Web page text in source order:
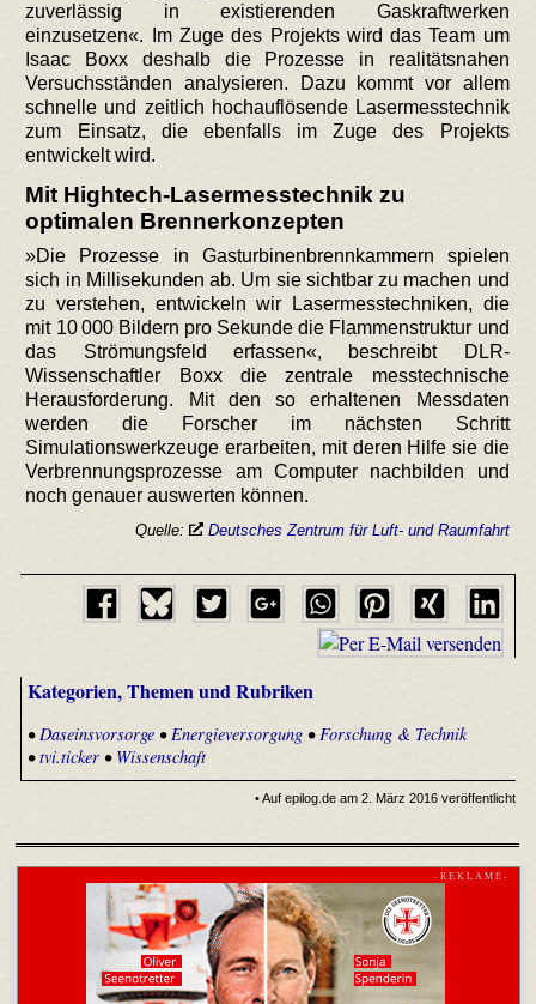
zuverlässig in existierenden Gaskraftwerken
einzusetzen«. Im Zuge des Projekts wird das Team um
Isaac Boxx deshalb die Prozesse in realitätsnahen
Versuchsständen analysieren. Dazu kommt vor allem
schnelle und zeitlich hochauflösende Lasermesstechnik
zum Einsatz, die ebenfalls im Zuge des Projekts
entwickelt wird.
Mit Hightech-Lasermesstechnik zu
optimalen Brennerkonzepten
»Die Prozesse in Gasturbinenbrennkammern spielen
sich in Millisekunden ab. Um sie sichtbar zu machen und
zu verstehen, entwickeln wir Lasermesstechniken, die
mit 10 000 Bildern pro Sekunde die Flammenstruktur und
das Strömungsfeld erfassen«, beschreibt DLR-
Wissenschaftler Boxx die zentrale messtechnische
Herausforderung. Mit den so erhaltenen Messdaten
werden die Forscher im nächsten Schritt
Simulationswerkzeuge erarbeiten, mit deren Hilfe sie die
Verbrennungsprozesse am Computer nachbilden und
noch genauer auswerten können.
Quelle: Deutsches Zentrum für Luft- und Raumfahrt
Kategorien, Themen und Rubriken
•Daseinsvorsorge•Energieversorgung•Forschung & Technik
•tvi.ticker• Wissenschaft
• Auf epilog.de am 2. März 2016 veröffentlicht
- R E K L A M E -